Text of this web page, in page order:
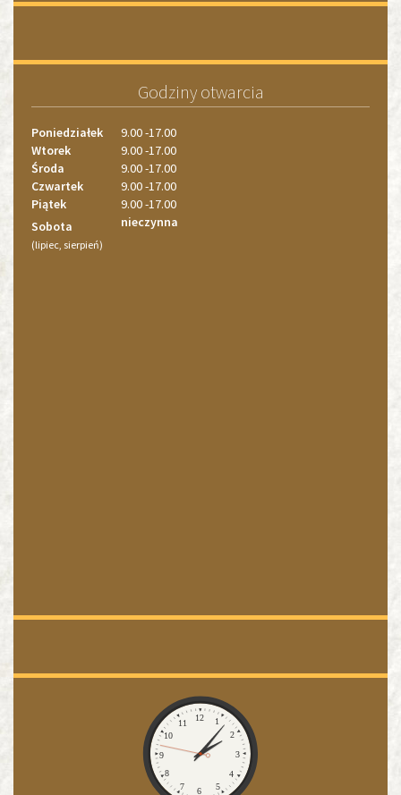
4
Godziny otwarcia
Poniedziałek
9.00 -17.00
Wtorek
9.00 -17.00
Środa
9.00 -17.00
Czwartek
9.00 -17.00
Piątek
9.00 -17.00
Sobota
(lipiec, sierpień)
nieczynna
1
2
3
4
5
6
7
8
9
10
11
12